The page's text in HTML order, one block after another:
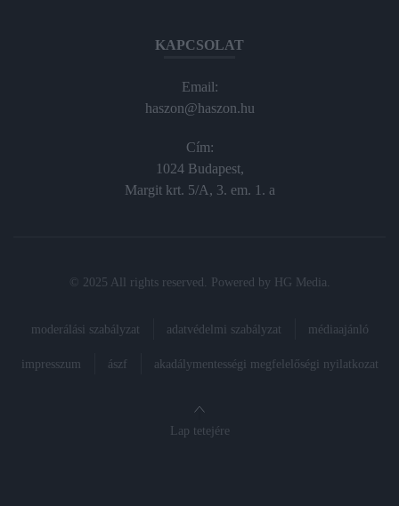
KAPCSOLAT
Email:
haszon@haszon.hu
Cím:
1024 Budapest,
Margit krt. 5/A, 3. em. 1. a
© 2025 All rights reserved. Powered by HG Media
moderálási szabályzat adatvédelmi szabályzat médiaajánló
impresszum ászf akadálymentességi megfelelőségi nyilatkozat
Lap tetejére